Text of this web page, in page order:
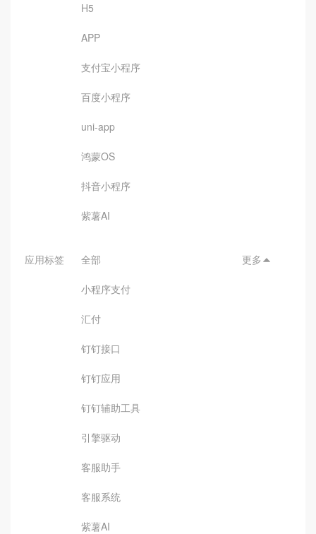
H5
APP
支付宝小程序
百度小程序
uni-app
鸿蒙OS
抖音小程序
紫薯AI
应用标签 全部
小程序支付
汇付
钉钉接口
钉钉应用
钉钉辅助工具
引擎驱动
客服助手
客服系统
紫薯AI
更多 